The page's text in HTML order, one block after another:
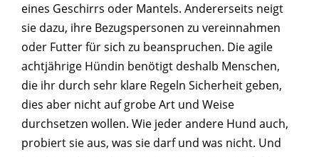
eines Geschirrs oder Mantels. Andererseits neigt
sie dazu, ihre Bezugspersonen zu vereinnahmen
oder Futter für sich zu beanspruchen. Die agile
achtjährige Hündin benötigt deshalb Menschen,
die ihr durch sehr klare Regeln Sicherheit geben,
dies aber nicht auf grobe Art und Weise
durchsetzen wollen. Wie jeder andere Hund auch,
probiert sie aus, was sie darf und was nicht. Und